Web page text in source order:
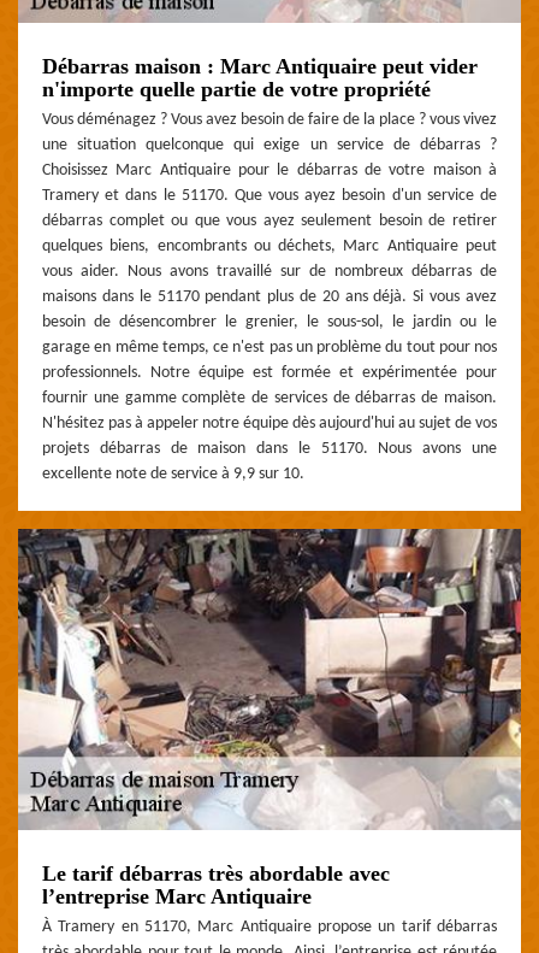
Débarras maison : Marc Antiquaire peut vider
n'importe quelle partie de votre propriété
Vous déménagez ? Vous avez besoin de faire de la place ? vous vivez
une situation quelconque qui exige un service de débarras ?
Choisissez Marc Antiquaire pour le débarras de votre maison à
Tramery et dans le 51170. Que vous ayez besoin d'un service de
débarras complet ou que vous ayez seulement besoin de retirer
quelques biens, encombrants ou déchets, Marc Antiquaire peut
vous aider. Nous avons travaillé sur de nombreux débarras de
maisons dans le 51170 pendant plus de 20 ans déjà. Si vous avez
besoin de désencombrer le grenier, le sous-sol, le jardin ou le
garage en même temps, ce n'est pas un problème du tout pour nos
professionnels. Notre équipe est formée et expérimentée pour
fournir une gamme complète de services de débarras de maison.
N'hésitez pas à appeler notre équipe dès aujourd'hui au sujet de vos
projets débarras de maison dans le 51170. Nous avons une
excellente note de service à 9,9 sur 10.
Le tarif débarras très abordable avec
l’entreprise Marc Antiquaire
À Tramery en 51170, Marc Antiquaire propose un tarif débarras